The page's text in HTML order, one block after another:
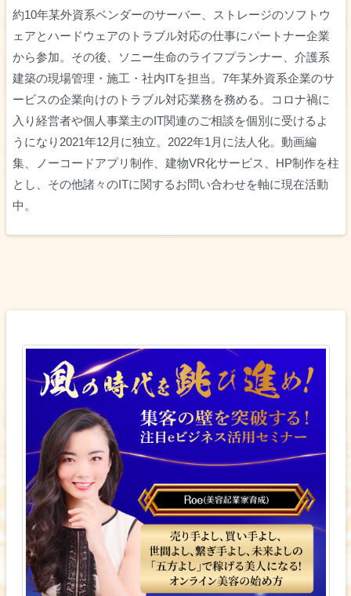
約10年某外資系ベンダーのサーバー、ストレージのソフトウ
ェアとハードウェアのトラブル対応の仕事にパートナー企業
から参加。その後、ソニー生命のライフプランナー、介護系
建築の現場管理・施工・社内ITを担当。7年某外資系企業のサ
ービスの企業向けのトラブル対応業務を務める。コロナ禍に
入り経営者や個人事業主のIT関連のご相談を個別に受けるよ
うになり2021年12月に独立。2022年1月に法人化。動画編
集、ノーコードアプリ制作、建物VR化サービス、HP制作を柱
とし、その他諸々のITに関するお問い合わせを軸に現在活動
中。